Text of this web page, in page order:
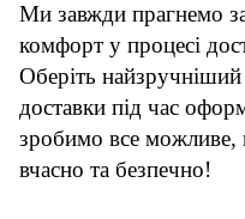
Ми завжди прагнемо
комфорт у процесі
Оберіть найзручніший
доставки під час
зробимо все можливе,
вчасно та безпечно!